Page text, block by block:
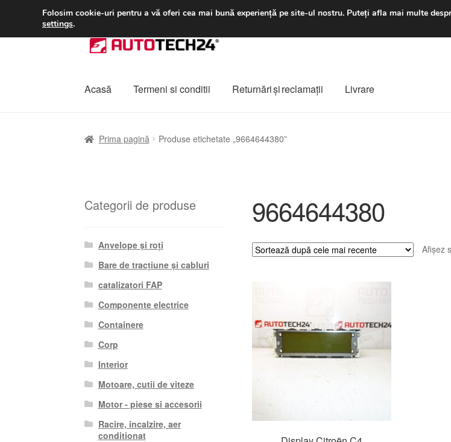
LIVRARE de la 33 lei luni-
Sari
la
Sari
la
Acasă Termeni si conditii Returnări şi reclamații Livrare
Prima pagină Produse etichetate „9664644380”
9664644380
Afișez
Categorii de produse
Anvelope și roți
Bare de tracțiune și cabluri
catalizatori FAP
Componente electrice
Containere
Corp
Interior
Motoare, cutii de viteze
Motor - piese si accesorii
Racire, incalzire, aer
conditionat
Folosim cookie-uri pentru a vă oferi cea mai bună experiență pe site-ul nostru. Puteți afla mai multe
settings.